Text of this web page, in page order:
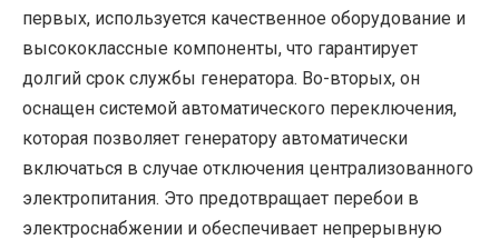
первых, используется качественное оборудование и
высококлассные компоненты, что гарантирует
долгий срок службы генератора. Во-вторых, он
оснащен системой автоматического переключения,
которая позволяет генератору автоматически
включаться в случае отключения централизованного
электропитания. Это предотвращает перебои в
электроснабжении и обеспечивает непрерывную